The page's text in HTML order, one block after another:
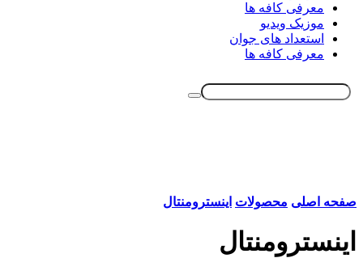
معرفی کافه ها
موزیک ویدیو
استعداد های جوان
معرفی کافه ها
صفحه اصلی محصولات اینسترومنتال
اینسترومنتال